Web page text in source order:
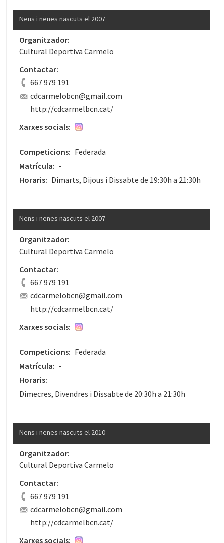
Nens i nenes nascuts el 2007
Organitzador:
Cultural Deportiva Carmelo
Contactar:
667 979 191
cdcarmelobcn@gmail.com
http://cdcarmelbcn.cat/
Xarxes socials:
Competicions: Federada
Matrícula: -
Horaris: Dimarts, Dijous i Dissabte de 19:30h a 21:30h
Nens i nenes nascuts el 2007
Organitzador:
Cultural Deportiva Carmelo
Contactar:
667 979 191
cdcarmelobcn@gmail.com
http://cdcarmelbcn.cat/
Xarxes socials:
Competicions: Federada
Matrícula: -
Horaris:
Dimecres, Divendres i Dissabte de 20:30h a 21:30h
Nens i nenes nascuts el 2010
Organitzador:
Cultural Deportiva Carmelo
Contactar:
667 979 191
cdcarmelobcn@gmail.com
http://cdcarmelbcn.cat/
Xarxes socials: